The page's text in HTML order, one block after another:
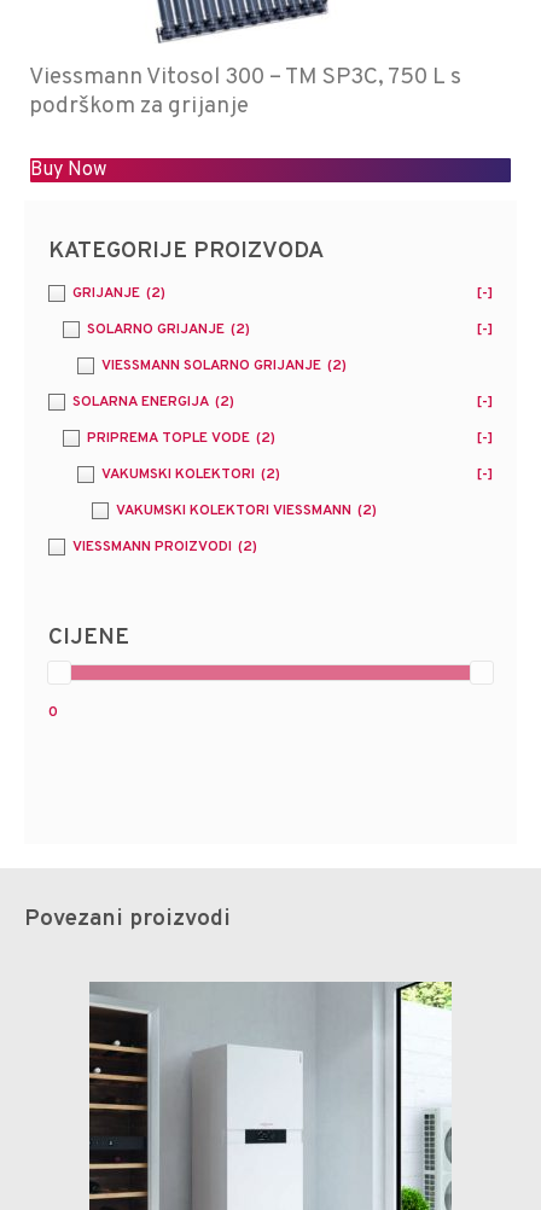
Viessmann Vitosol 300 – TM SP3C, 750 L s
podrškom za grijanje
Buy Now
KATEGORIJE PROIZVODA
GRIJANJE (2)
[-]
SOLARNO GRIJANJE (2)
[-]
VIESSMANN SOLARNO GRIJANJE (2)
SOLARNA ENERGIJA (2)
[-]
PRIPREMA TOPLE VODE (2)
[-]
VAKUMSKI KOLEKTORI (2)
[-]
VAKUMSKI KOLEKTORI VIESSMANN (2)
VIESSMANN PROIZVODI (2)
CIJENE
0
Povezani proizvodi